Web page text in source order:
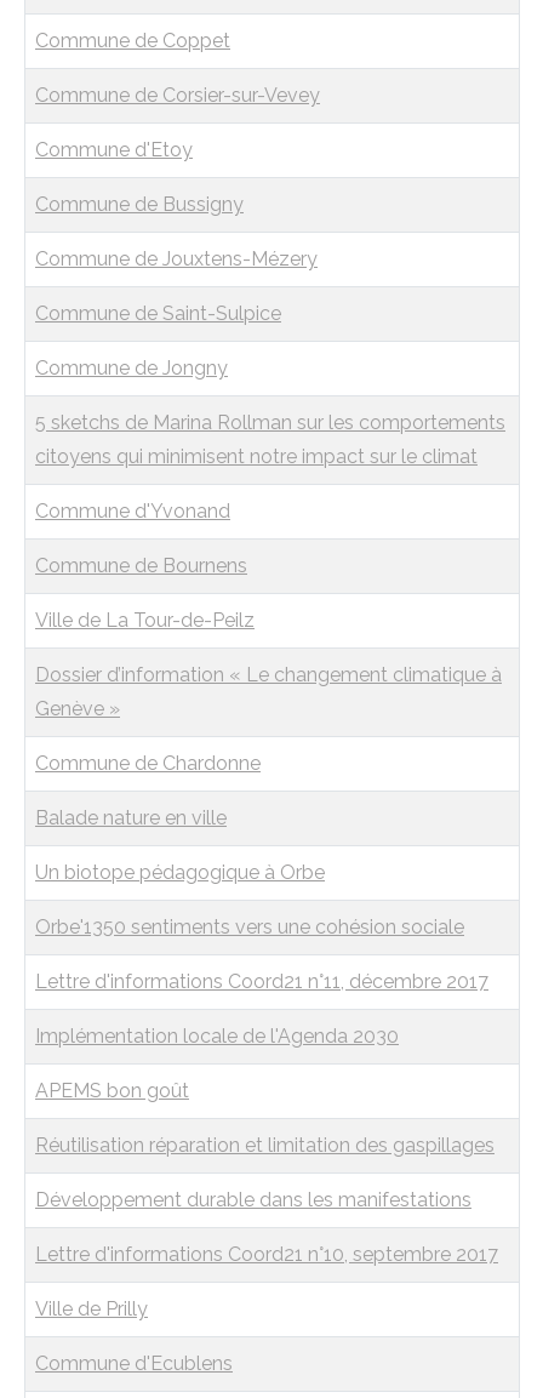
Commune de Coppet
Commune de Corsier-sur-Vevey
Commune d'Etoy
Commune de Bussigny
Commune de Jouxtens-Mézery
Commune de Saint-Sulpice
Commune de Jongny
5 sketchs de Marina Rollman sur les comportements
citoyens qui minimisent notre impact sur le climat
Commune d'Yvonand
Commune de Bournens
Ville de La Tour-de-Peilz
Dossier d’information « Le changement climatique à
Genève »
Commune de Chardonne
Balade nature en ville
Un biotope pédagogique à Orbe
Orbe'1350 sentiments vers une cohésion sociale
Lettre d'informations Coord21 n°11, décembre 2017
Implémentation locale de l'Agenda 2030
APEMS bon goût
Réutilisation réparation et limitation des gaspillages
Développement durable dans les manifestations
Lettre d'informations Coord21 n°10, septembre 2017
Ville de Prilly
Commune d'Ecublens